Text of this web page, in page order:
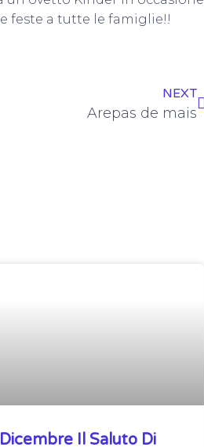
feste a tutte le famiglie!!
NEXT
Arepas de mais
Il Saluto Di